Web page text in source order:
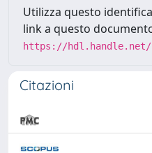
Utilizza questo
link a questo
https://hdl.handle.net/
Citazioni